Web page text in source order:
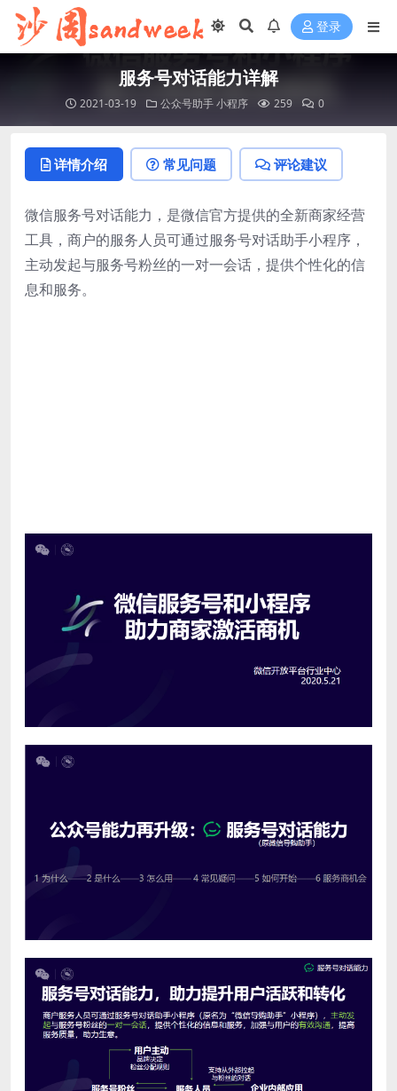
登录
服务号对话能力详解
2021-03-19 公众号助手小程序 259 0
详情介绍 常见问题 评论建议
微信服务号对话能力，是微信官方提供的全新商家经营
工具，商户的服务人员可通过服务号对话助手小程序，
主动发起与服务号粉丝的一对一会话，提供个性化的信
息和服务。